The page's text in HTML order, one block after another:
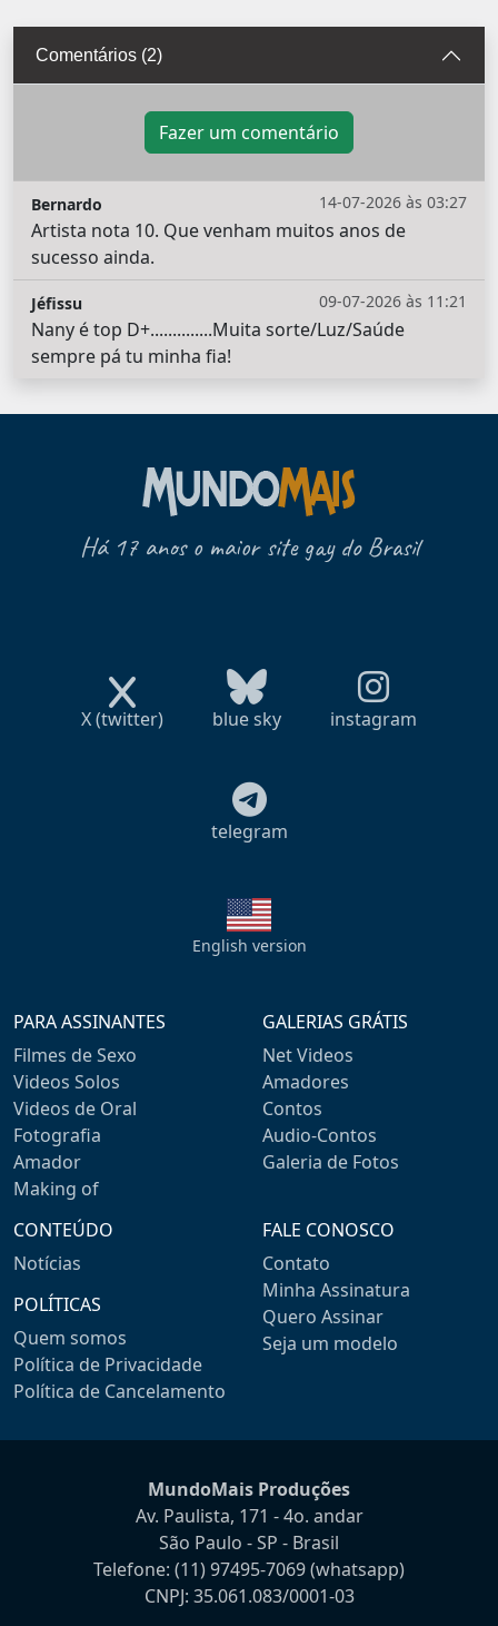
Comentários (2)
Fazer um comentário
14-07-2026 às 03:27
Bernardo
Artista nota 10. Que venham muitos anos de
sucesso ainda.
09-07-2026 às 11:21
Jéfissu
Nany é top D+..............Muita sorte/Luz/Saúde
sempre pá tu minha fia!
Há 17 anos o maior site gay do Brasil
X (twitter) blue sky instagram
telegram
English version
PARA ASSINANTES
Filmes de Sexo
Videos Solos
Videos de Oral
Fotografia
Amador
Making of
GALERIAS GRÁTIS
Net Videos
Amadores
Contos
Audio-Contos
Galeria de Fotos
CONTEÚDO
Notícias
POLÍTICAS
Quem somos
Política de Privacidade
Política de Cancelamento
FALE CONOSCO
Contato
Minha Assinatura
Quero Assinar
Seja um modelo
MundoMais Produções
Av. Paulista, 171 - 4o. andar
São Paulo - SP - Brasil
Telefone: (11) 97495-7069(whatsapp)
CNPJ: 35.061.083/0001-03